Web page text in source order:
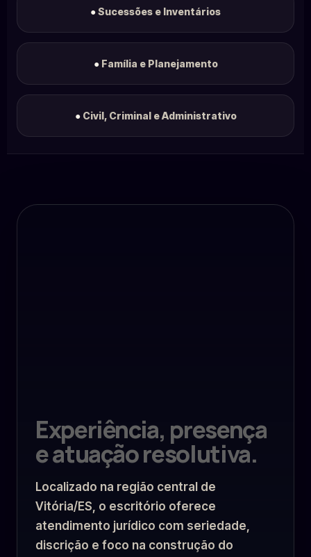
●Sucessões e Inventários
●Família e Planejamento
●Civil, Criminal e Administrativo
Experiência, presença
e atuação resolutiva.
Localizado na região central de
Vitória/ES, o escritório oferece
atendimento jurídico com seriedade,
discrição e foco na construção do